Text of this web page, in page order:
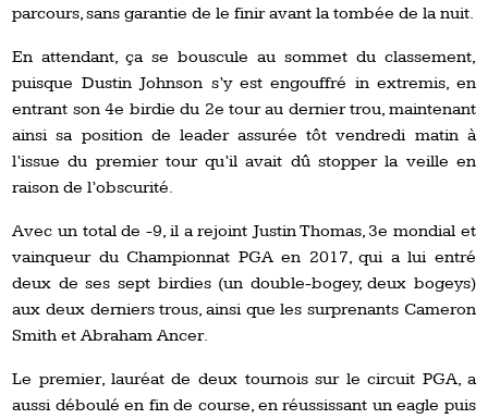
parcours, sans garantie de le finir avant la tombée de la nuit.
En attendant, ça se bouscule au sommet du classement,
puisque Dustin Johnson s’y est engouffré in extremis, en
entrant son 4e birdie du 2e tour au dernier trou, maintenant
ainsi sa position de leader assurée tôt vendredi matin à
l’issue du premier tour qu’il avait dû stopper la veille en
raison de l’obscurité.
Avec un total de -9, il a rejoint Justin Thomas, 3e mondial et
vainqueur du Championnat PGA en 2017, qui a lui entré
deux de ses sept birdies (un double-bogey, deux bogeys)
aux deux derniers trous, ainsi que les surprenants Cameron
Smith et Abraham Ancer.
Le premier, lauréat de deux tournois sur le circuit PGA, a
aussi déboulé en fin de course, en réussissant un eagle puis